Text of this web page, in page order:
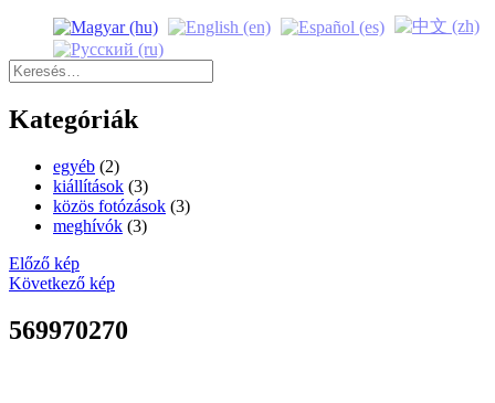
Keresés:
Kategóriák
egyéb (2)
kiállítások (3)
közös fotózások (3)
meghívók (3)
Előző kép
Következő kép
569970270